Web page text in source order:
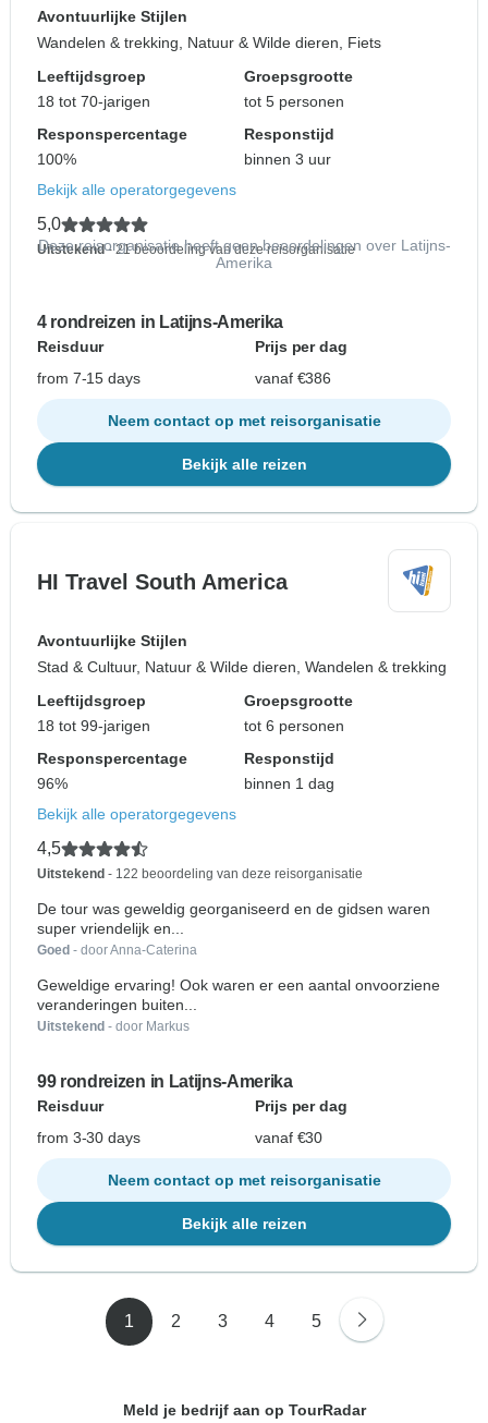
Avontuurlijke Stijlen
Wandelen & trekking, Natuur & Wilde dieren, Fiets
Leeftijdsgroep
18 tot 70-jarigen
Groepsgrootte
tot 5 personen
Responspercentage
100%
Responstijd
binnen 3 uur
Bekijk alle operatorgegevens
5,0
Uitstekend- 21 beoordeling van deze reisorganisatie
Deze reisorganisatie heeft geen beoordelingen over Latijns-
Amerika
4 rondreizen in Latijns-Amerika
Reisduur
Prijs per dag
from 7-15 days
vanaf €386
Neem contact op met reisorganisatie
Bekijk alle reizen
HI Travel South America
Avontuurlijke Stijlen
Stad & Cultuur, Natuur & Wilde dieren, Wandelen & trekking
Leeftijdsgroep
18 tot 99-jarigen
Groepsgrootte
tot 6 personen
Responspercentage
96%
Responstijd
binnen 1 dag
Bekijk alle operatorgegevens
4,5
Uitstekend - 122 beoordeling van deze reisorganisatie
De tour was geweldig georganiseerd en de gidsen waren
super vriendelijk en...
Goed - door Anna-Caterina
Geweldige ervaring! Ook waren er een aantal onvoorziene
veranderingen buiten...
Uitstekend - door Markus
99 rondreizen in Latijns-Amerika
Reisduur
Prijs per dag
from 3-30 days
vanaf €30
Neem contact op met reisorganisatie
Bekijk alle reizen
1 2 3 4 5
Meld je bedrijf aan op TourRadar